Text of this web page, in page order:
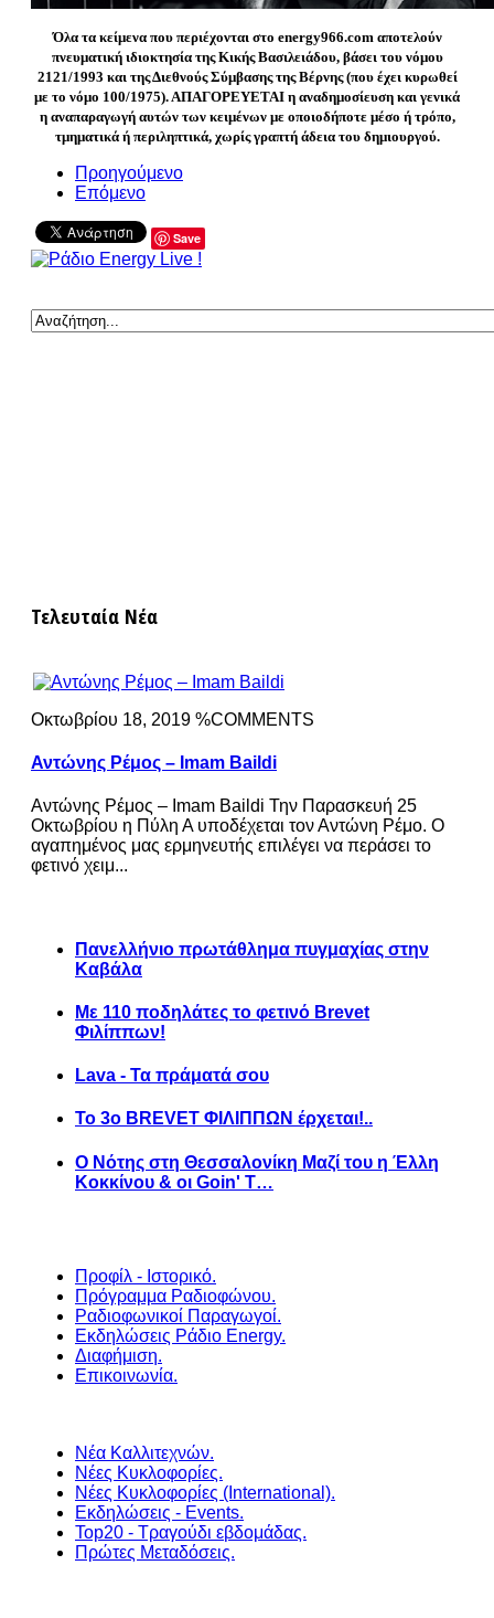
Όλα τα κείμενα που περιέχονται στο energy966.com αποτελούν
πνευματική ιδιοκτησία της Κικής Βασιλειάδου, βάσει του νόμου
2121/1993 και της Διεθνούς Σύμβασης της Βέρνης (που έχει κυρωθεί
με το νόμο 100/1975). ΑΠΑΓΟΡΕΥΕΤΑΙ η αναδημοσίευση και γενικά
η αναπαραγωγή αυτών των κειμένων με οποιοδήποτε μέσο ή τρόπο,
τμηματικά ή περιληπτικά, χωρίς γραπτή άδεια του δημιουργού.
Προηγούμενο
Επόμενο
Save
Τελευταία Νέα
Οκτωβρίου 18, 2019 %COMMENTS
Αντώνης Ρέμος – Imam Baildi
Αντώνης Ρέμος – Imam Baildi Την Παρασκευή 25
Οκτωβρίου η Πύλη Α υποδέχεται τον Αντώνη Ρέμο. Ο
αγαπημένος μας ερμηνευτής επιλέγει να περάσει το
φετινό χειμ...
Πανελλήνιο πρωτάθλημα πυγμαχίας στην
Καβάλα
Με 110 ποδηλάτες το φετινό Brevet
Φιλίππων!
Lava - Τα πράματά σου
Το 3ο BREVET ΦΙΛΙΠΠΩΝ έρχεται!..
Ο Νότης στη Θεσσαλονίκη Μαζί του η Έλλη
Κοκκίνου & οι Goin' T…
Προφίλ - Ιστορικό.
Πρόγραμμα Ραδιοφώνου.
Ραδιοφωνικοί Παραγωγοί.
Εκδηλώσεις Ράδιο Energy.
Διαφήμιση.
Επικοινωνία.
Νέα Καλλιτεχνών.
Νέες Κυκλοφορίες.
Νέες Κυκλοφορίες (International).
Εκδηλώσεις - Events.
Top20 - Τραγούδι εβδομάδας.
Πρώτες Μεταδόσεις.